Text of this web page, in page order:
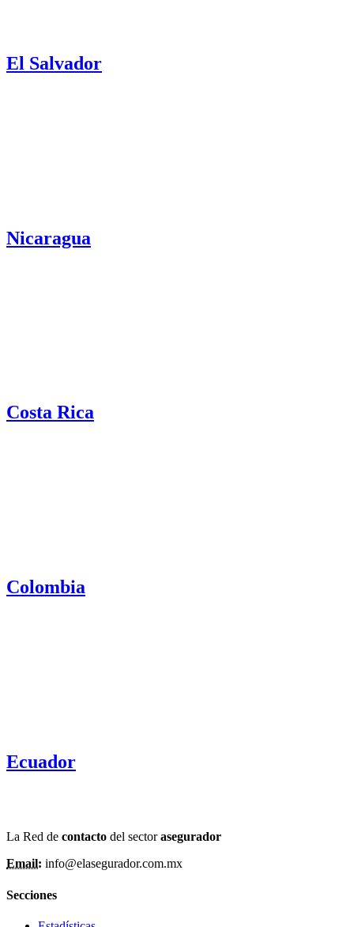
El Salvador
Nicaragua
Costa Rica
Colombia
Ecuador
La Red de contacto del sectorasegurador
Email: info@elasegurador.com.mx
Secciones